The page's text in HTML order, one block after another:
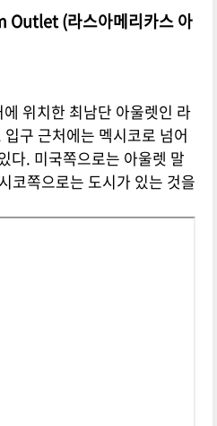
(라스아메리카스 아
위치한 최남단 아울렛인 라
구 근처에는 멕시코로 넘어
다. 미국쪽으로는 아울렛 말
코쪽으로는 도시가 있는 것을